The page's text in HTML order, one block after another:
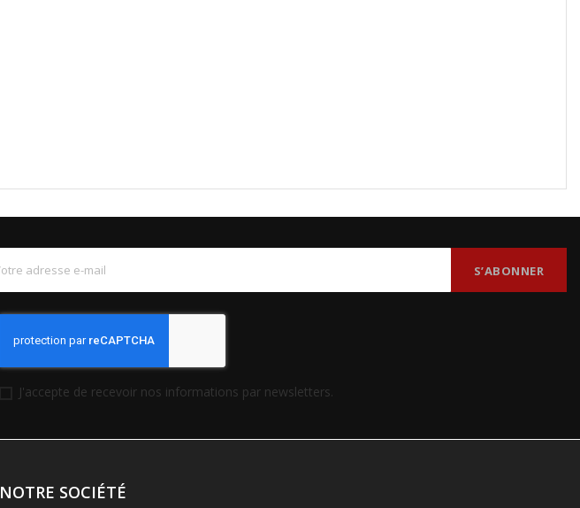
J'accepte de recevoir nos informations par newsletters.
NOTRE SOCIÉTÉ